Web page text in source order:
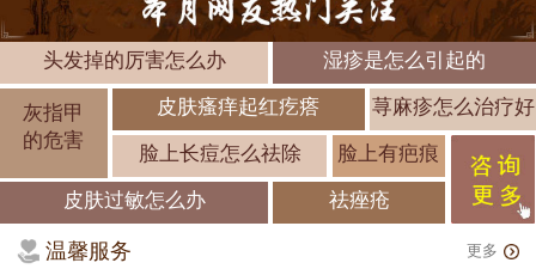
头发掉的厉害怎么办 湿疹是怎么引起的
灰指甲
的危害
皮肤瘙痒起红疙瘩 荨麻疹怎么治疗好
脸上长痘怎么祛除 脸上有疤痕
皮肤过敏怎么办 祛痤疮
温馨服务 更多